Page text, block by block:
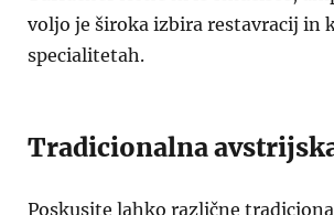
voljo je široka izbira restavracij in
specialitetah.
Tradicionalna
Poskusite lahko različne